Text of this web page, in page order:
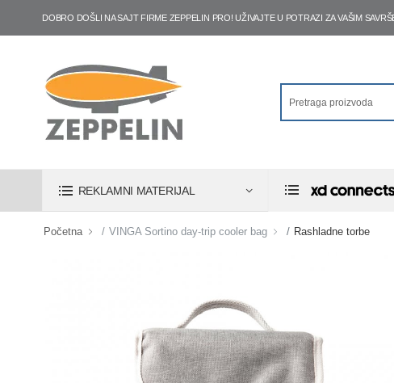
DOBRO DOŠLI NA SAJT FIRME ZEPPELIN PRO! UŽIVAJTE U POTRAZI ZA VAŠIM
REKLAMNI MATERIJAL
Početna VINGA Sortino day-trip cooler bag Rashladne torbe